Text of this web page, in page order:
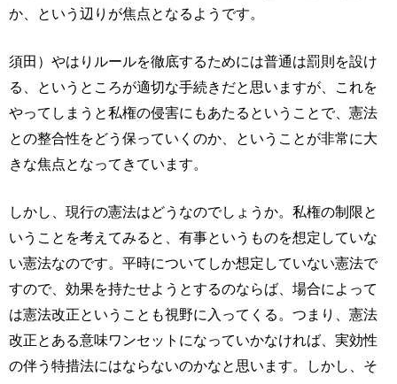
か、という辺りが焦点となるようです。
須田）やはりルールを徹底するためには普通は罰則を設け
る、というところが適切な手続きだと思いますが、これを
やってしまうと私権の侵害にもあたるということで、憲法
との整合性をどう保っていくのか、ということが非常に大
きな焦点となってきています。
しかし、現行の憲法はどうなのでしょうか。私権の制限と
いうことを考えてみると、有事というものを想定していな
い憲法なのです。平時についてしか想定していない憲法で
すので、効果を持たせようとするのならば、場合によって
は憲法改正ということも視野に入ってくる。つまり、憲法
改正とある意味ワンセットになっていかなければ、実効性
の伴う特措法にはならないのかなと思います。しかし、そ